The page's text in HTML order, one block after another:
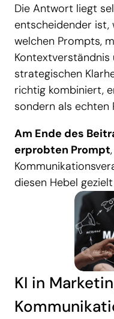
Die Antwort liegt
entscheidender ist,
welchen Prompts,
strategischen
richtig kombiniert,
sondern als
Am Ende des
erprobten Prompt
diesen Hebel
KI in